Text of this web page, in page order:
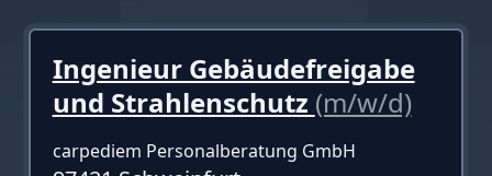
Ingenieur Gebäudefreigabe
und Strahlenschutz (m/w/d)
carpediem Personalberatung GmbH